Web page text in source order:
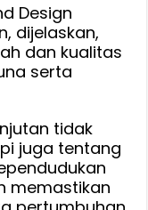
Design
dijelaskan,
dan kualitas
serta
tidak
juga tentang
memastikan